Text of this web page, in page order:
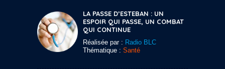
LA PASSE D’ESTEBAN : UN
ESPOIR QUI PASSE, UN COMBAT
QUI CONTINUE
Réalisée par : Radio BLC
Thématique : Santé